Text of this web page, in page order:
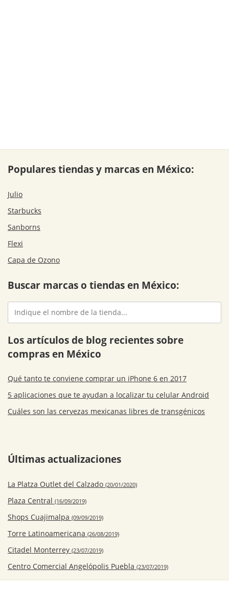
Populares tiendas y marcas en México:
Julio
Starbucks
Sanborns
Flexi
Capa de Ozono
Buscar marcas o tiendas en México:
Los artículos de blog recientes sobre
compras en México
Qué tanto te conviene comprar un iPhone 6 en 2017
5 aplicaciones que te ayudan a localizar tu celular Android
Cuáles son las cervezas mexicanas libres de transgénicos
Últimas actualizaciones
La Platza Outlet del Calzado (20/01/2020)
Plaza Central (16/09/2019)
Shops Cuajimalpa (09/09/2019)
Torre Latinoamericana (26/08/2019)
Citadel Monterrey (23/07/2019)
Centro Comercial Angelópolis Puebla (23/07/2019)